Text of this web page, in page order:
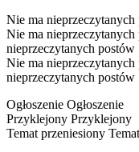
Nie ma nieprzeczytanych
Nie ma
nieprzeczytanych
Nie ma
nieprzeczytanych
Ogłoszenie Ogłoszenie
Przyklejony Przyklejony
Temat przeniesiony